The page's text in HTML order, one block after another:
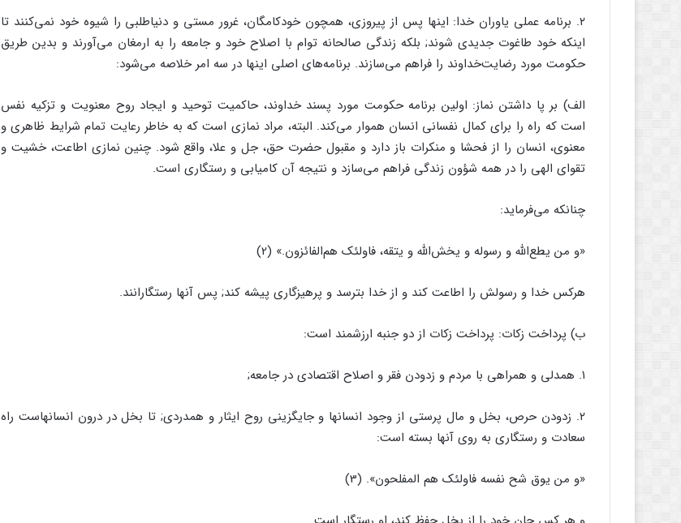
۲. برنامه عملى یاوران خدا: اینها پس از پیروزى، همچون خودکامگان، غرور مستى و دنیاطلبى را شیوه خود نمى‌‌کنند تا
اینکه خود طاغوت جدیدى شوند; بلکه زندگى صالحانه توام با اصلاح خود و جامعه را به ارمغان مى‌‌آورند و بدین طریق
حکومت مورد رضایت‌‌خداوند را فراهم مى‌‌سازند. برنامه‌‌هاى اصلى اینها در سه امر خلاصه مى‌‌شود:
الف) بر پا داشتن نماز: اولین برنامه حکومت مورد پسند خداوند، حاکمیت توحید و ایجاد روح معنویت و تزکیه نفس
است که راه را براى کمال نفسانى انسان هموار مى‌‌کند. البته، مراد نمازى است که به خاطر رعایت تمام شرایط ظاهرى و
معنوى، انسان را از فحشا و منکرات باز دارد و مقبول حضرت حق، جل و علا، واقع شود. چنین نمازى اطاعت، خشیت و
تقواى الهى را در همه شؤون زندگى فراهم مى‌‌سازد و نتیجه آن کامیابى و رستگارى است.
چنانکه مى‌‌فرماید:
«و من یطع‌‌الله و رسوله و یخش‌‌الله و یتقه، فاولئک هم‌‌الفائزون.» (2)
هرکس خدا و رسولش را اطاعت کند و از خدا بترسد و پرهیزگارى پیشه کند; پس آنها رستگارانند.
ب) پرداخت زکات: پرداخت زکات از دو جنبه ارزشمند است:
۱. همدلى و همراهى با مردم و زدودن فقر و اصلاح اقتصادى در جامعه;
۲. زدودن حرص، بخل و مال پرستى از وجود انسانها و جایگزینى روح ایثار و همدردى; تا بخل در درون انسانهاست راه
سعادت و رستگارى به روى آنها بسته است:
«و من یوق شح نفسه فاولئک هم المفلحون‌‌». (3)